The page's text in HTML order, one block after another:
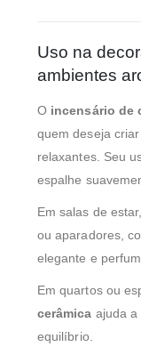
Uso na
ambientes
O incensário de
quem deseja
relaxantes. Seu
espalhe
Em salas de
ou aparadores,
elegante e
Em quartos ou
cerâmica ajuda a
equilíbrio.